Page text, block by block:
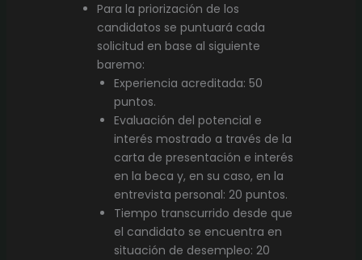
Para la priorización de los
candidatos se puntuará cada
solicitud en base al siguiente
baremo:
Experiencia acreditada: 50
puntos.
Evaluación del potencial e
interés mostrado a través de la
carta de presentación e interés
en la beca y, en su caso, en la
entrevista personal: 20 puntos.
Tiempo transcurrido desde que
el candidato se encuentra en
situación de desempleo: 20